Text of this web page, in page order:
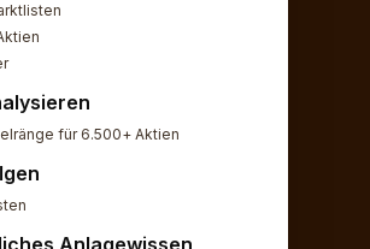
für 6.500+ Aktien
Anlagewissen